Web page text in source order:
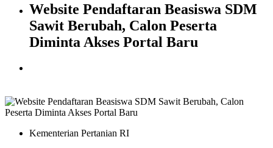
Website Pendaftaran Beasiswa SDM
Sawit Berubah, Calon Peserta
Diminta Akses Portal Baru
Kementerian Pertanian RI